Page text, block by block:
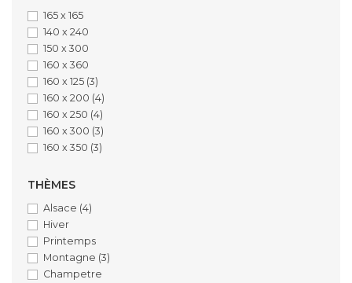
165 x 165
140 x 240
150 x 300
160 x 360
160 x 125 (3)
160 x 200 (4)
160 x 250 (4)
160 x 300 (3)
160 x 350 (3)
THÈMES
Alsace (4)
Hiver
Printemps
Montagne (3)
Champetre